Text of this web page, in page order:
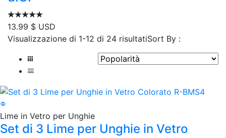
13.99 $ USD
Visualizzazione di 1-12 di 24 risultatiPopolarità
Sort By :
Lime in Vetro per Unghie
Set di 3 Lime per Unghie in Vetro